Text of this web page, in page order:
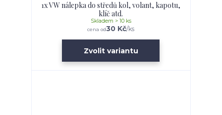
1x VW nálepka do středů kol, volant, kapotu,
klíč atd.
cena od30 Kč/ks
Skladem > 10 ks
Zvolit variantu